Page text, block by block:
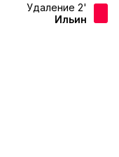
Удаление 2'
Ильин